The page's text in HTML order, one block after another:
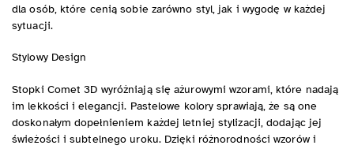
dla osób, które cenią sobie zarówno styl, jak i wygodę w każdej
sytuacji.
Stylowy Design
Stopki Comet 3D wyróżniają się ażurowymi wzorami, które nadają
im lekkości i elegancji. Pastelowe kolory sprawiają, że są one
doskonałym dopełnieniem każdej letniej stylizacji, dodając jej
świeżości i subtelnego uroku. Dzięki różnorodności wzorów i